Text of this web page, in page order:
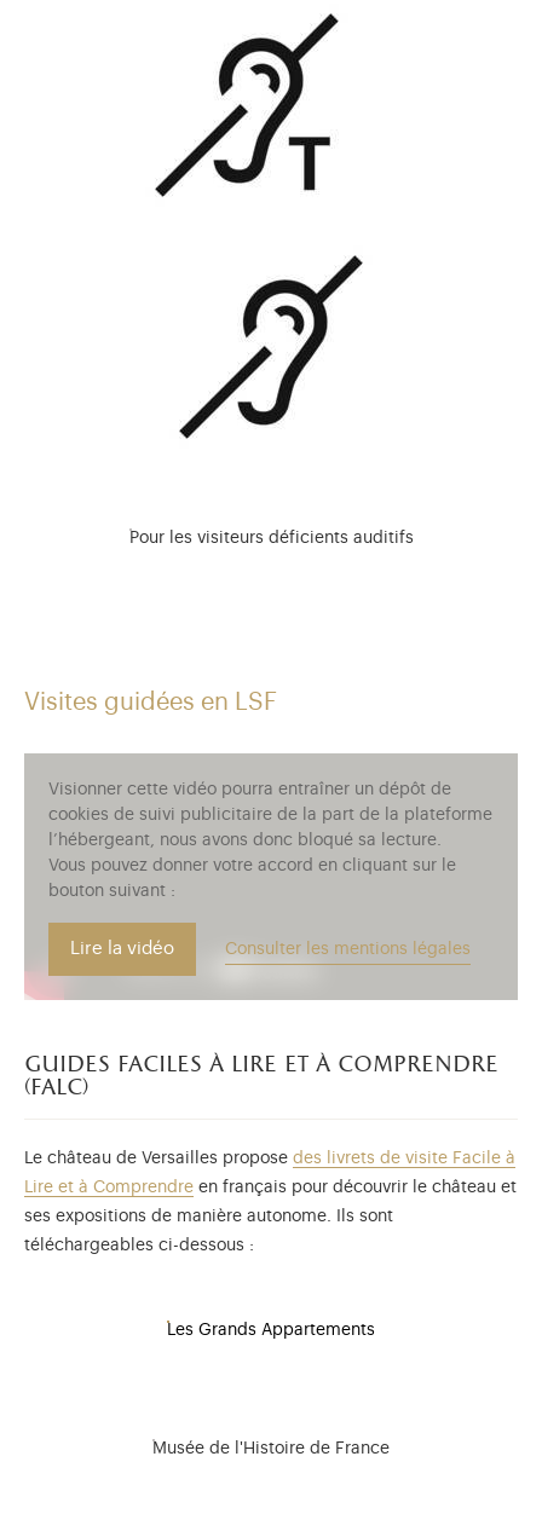
Pour les visiteurs déficients auditifs
Visites guidées en LSF
Visionner cette vidéo pourra entraîner un dépôt de
cookies de suivi publicitaire de la part de la plateforme
l’hébergeant, nous avons donc bloqué sa lecture.
Vous pouvez donner votre accord en cliquant sur le
bouton suivant :
Lire la vidéo Consulter les mentions légales
guides faciles à lire et à comprendre
(falc)
Le château de Versailles propose des livrets de visite Facile à
Lire et à Comprendre en français pour découvrir le château et
ses expositions de manière autonome. Ils sont
téléchargeables ci-dessous :
Les Grands Appartements
Musée de l'Histoire de France